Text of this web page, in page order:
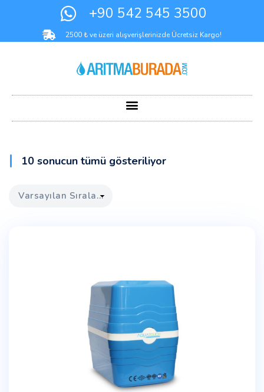
+90 542 545 3500
2500 ₺ ve üzeri alışverişlerinizde Ücretsiz Kargo!
10 sonucun tümü gösteriliyor